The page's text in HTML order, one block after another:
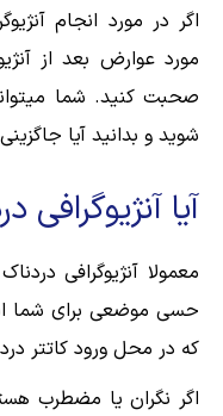
اگر در مورد انجام
مورد عوارض بعد از
صحبت کنید. شما
شوید و بدانید آیا
آیا
معمولا آنژیوگرافی
حسی موضعی برای شما
که در محل ورود کاتتر
اگر نگران یا مضطرب